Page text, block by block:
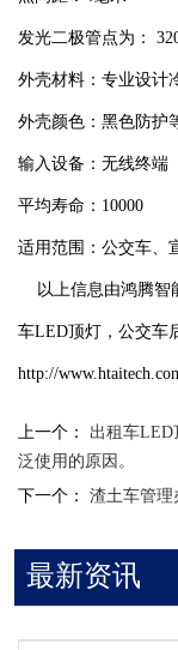
发光二极管点为：
外壳材料：专业设计
外壳颜色：黑色防护
输入设备：无线终端
平均寿命：10000
适用范围：公交车、
以上信息由鸿腾智
车LED顶灯，公交车
http://
上一个： 出租车LED​
泛使用的原因。
下一个： 渣土车管理
最新资讯